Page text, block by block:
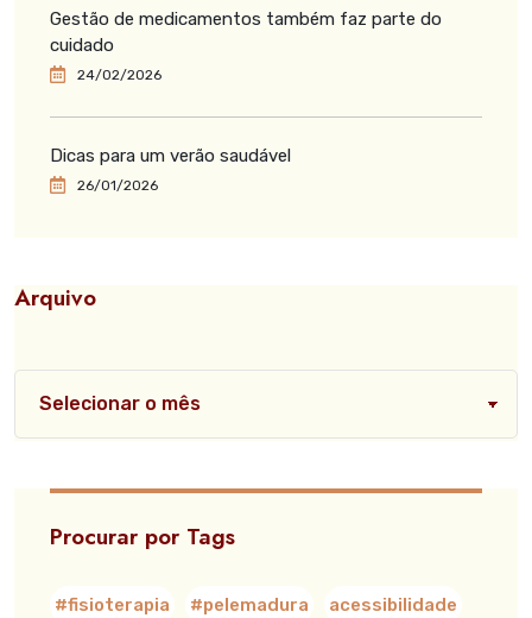
Gestão de medicamentos também faz parte do
cuidado
24/02/2026
Dicas para um verão saudável
26/01/2026
Arquivo
Procurar por Tags
#fisioterapia #pelemadura acessibilidade